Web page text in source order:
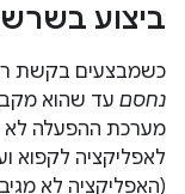
ביצוע
כשמבצעים בקשת
נחסם עד שהוא
מערכת ההפעלה לא
(האפליקציה לא